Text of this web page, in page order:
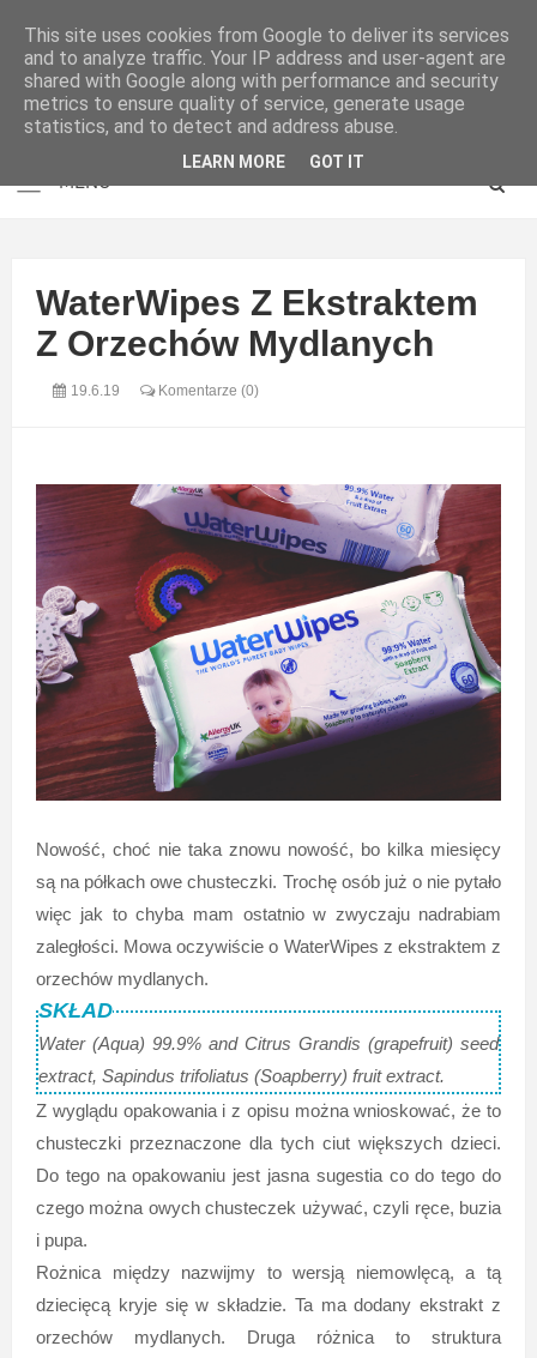
WaterWipes Z Ekstraktem
Z Orzechów Mydlanych
19.6.19 Komentarze (0)
Nowość, choć nie taka znowu nowość, bo kilka miesięcy
są na półkach owe chusteczki. Trochę osób już o nie pytało
więc jak to chyba mam ostatnio w zwyczaju nadrabiam
zaległości. Mowa oczywiście o WaterWipes z ekstraktem z
orzechów mydlanych.
SKŁAD
Water (Aqua) 99.9% and Citrus Grandis (grapefruit) seed
extract, Sapindus trifoliatus (Soapberry) fruit extract.
Z wyglądu opakowania i z opisu można wnioskować, że to
chusteczki przeznaczone dla tych ciut większych dzieci.
Do tego na opakowaniu jest jasna sugestia co do tego do
czego można owych chusteczek używać, czyli ręce, buzia
i pupa.
Rożnica między nazwijmy to wersją niemowlęcą, a tą
dziecięcą kryje się w składzie. Ta ma dodany ekstrakt z
orzechów mydlanych. Druga różnica to struktura
This site uses cookies from Google to deliver its services
and to analyze traffic. Your IP address and user-agent are
shared with Google along with performance and security
metrics to ensure quality of service, generate usage
statistics, and to detect and address abuse.
LEARN MORE GOT IT